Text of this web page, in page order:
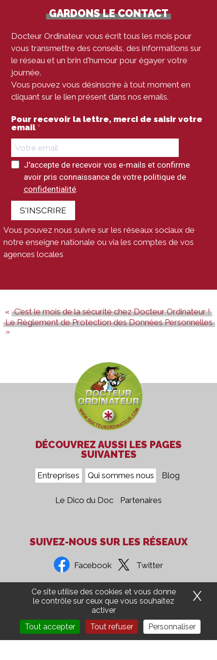
GARDONS LE CONTACT
Docteur Ordinateur vous écrit tous les mois pour
vous transmettre des conseils, des informations sur
le réseau et un brin d'humour pour égayer votre
journée.
Vous pouvez vous désinscrire à tout moment en
cliquant sur le lien présent dans nos emails.
Pour recevoir la lettre, merci de saisir votre
email
J'accepte de recevoir vos e-mails et confirme
avoir pris connaissance de votre politique de
confidentialité.
S'INSCRIRE
Vous pouvez nous suivre sur les réseaux sociaux de
notre enseigne nationale ou via les comptes de vos
agences locales
C’est le mois de la sécurité chez Docteur Ordinateur !
Le Règlement de Protection des Données Personnelles
DÉCOUVREZ AUSSI LES PAGES
SUIVANTES
Entreprises Qui sommes nous Blog
Le Dico du Doc Partenaires
SUIVEZ-NOUS SUR LES RÉSEAUX
Facebook Twitter
Confidentialité Mentions Légales CGV Presse
Groupe 5COM Aide Ordinateur Recrutement
Ce site utilise des cookies et vous donne
le contrôle sur ceux que vous souhaitez
activer
Tout accepter
Tout refuser Personnaliser
X